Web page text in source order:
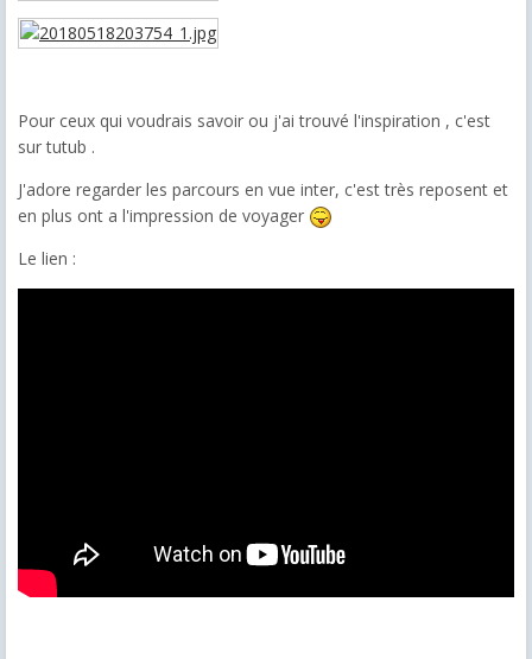
Pour ceux qui voudrais savoir ou j'ai trouvé l'inspiration , c'est
sur tutub .
J'adore regarder les parcours en vue inter, c'est très reposent et
en plus ont a l'impression de voyager
Le lien :